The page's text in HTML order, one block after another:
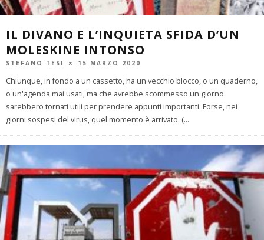
IL DIVANO E L’INQUIETA SFIDA D’UN
MOLESKINE INTONSO
STEFANO TESI 15 MARZO 2020
Chiunque, in fondo a un cassetto, ha un vecchio blocco, o un quaderno,
o un'agenda mai usati, ma che avrebbe scommesso un giorno
sarebbero tornati utili per prendere appunti importanti. Forse, nei
giorni sospesi del virus, quel momento è arrivato. (...